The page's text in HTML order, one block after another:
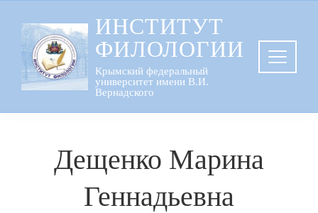
содержанию
ИНСТИТУТ
ФИЛОЛОГИИ
Крымский федеральный
университет имени В.И.
Вернадского
Дещенко Марина
Геннадьевна